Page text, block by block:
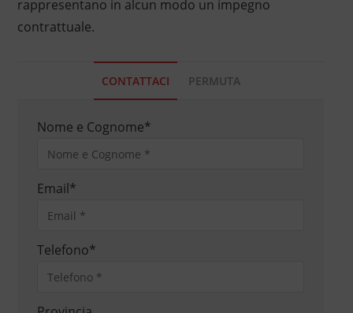
rappresentano in alcun modo un impegno
contrattuale.
CONTATTACI PERMUTA
Nome e Cognome*
Email*
Telefono*